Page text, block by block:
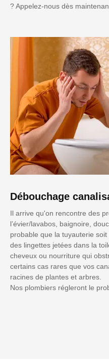
? Appelez-nous dès
Débouchage
Il arrive qu'on rencontre des
l’évier/lavabos, baignoire,
probable que la tuyauterie
des lingettes jetées dans la
cheveux ou nourriture qui
certains cas rares que vos
racines de plantes et arbres.
Nos plombiers régleront le